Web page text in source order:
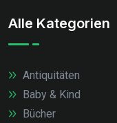
Alle Kategorien
Antiquitäten
Baby & Kind
Bücher